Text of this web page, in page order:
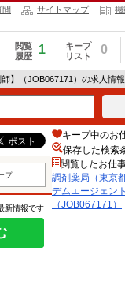
問 サイトマップ 掲
閲覧
履歴
1
キープ
リスト
0
】（JOB067171）の求人情
プ
新情報です
キープ中のお
保存した検索
閲覧したお仕
調剤薬局（東京
デムエージェン
（JOB067171）